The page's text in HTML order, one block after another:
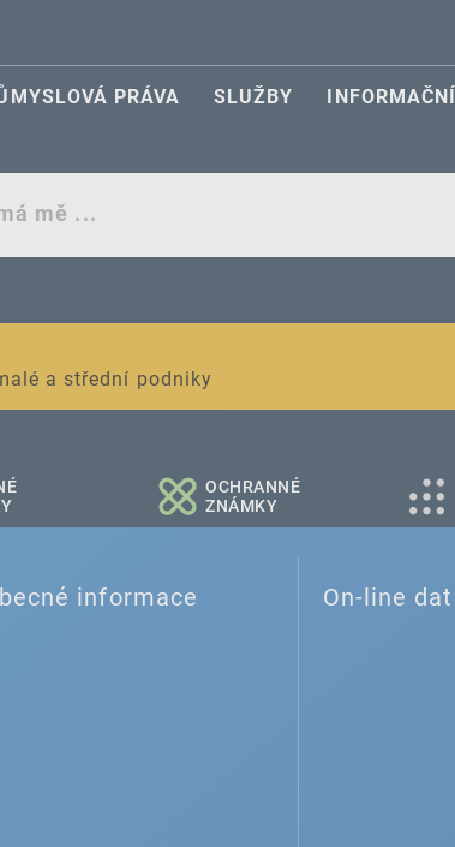
PRÁVA SLUŽBY
registraci průmyslových práv
a střední podniky
OCHRANNÉ
ZNÁMKY
informace On-line